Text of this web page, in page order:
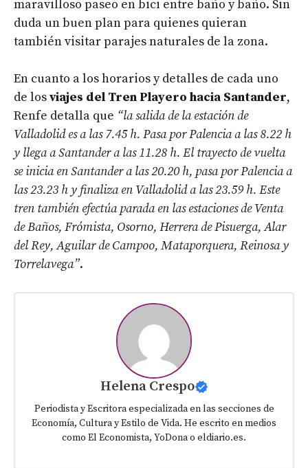
maravilloso paseo en bici entre baño y baño. Sin
duda un buen plan para quienes quieran
también visitar parajes naturales de la zona.
En cuanto a los horarios y detalles de cada uno
de losviajes del Tren Playero hacia Santander,
Renfe detalla que “la salida de la estación de
Valladolid es a las 7.45 h. Pasa por Palencia a las 8.22 h
y llega a Santander a las 11.28 h. El trayecto de vuelta
se inicia en Santander a las 20.20 h, pasa por Palencia a
las 23.23 h y finaliza en Valladolid a las 23.59 h. Este
tren también efectúa parada en las estaciones de Venta
de Baños, Frómista, Osorno, Herrera de Pisuerga, Alar
del Rey, Aguilar de Campoo, Mataporquera, Reinosa y
Torrelavega”.
Helena Crespo
Periodista y Escritora especializada en las secciones de
Economía, Cultura y Estilo de Vida. He escrito en medios
como El Economista, YoDona o eldiario.es.